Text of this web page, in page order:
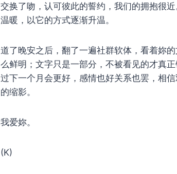
交换了吻，认可彼此的誓约，我们的拥抱很
温暖，以它的方式逐渐升温。
道了晚安之后，翻了一遍社群软体，看着妳
么鲜明；文字只是一部分，不被看见的才真
过下一个月会更好，感情也好关系也罢，相
的缩影。
我爱妳。
(K)